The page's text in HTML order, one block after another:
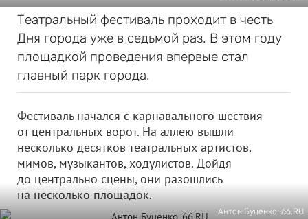
Театральный фестиваль проходит в честь
Дня города уже в седьмой раз. В этом году
площадкой проведения впервые стал
главный парк города.
Фестиваль начался с карнавального шествия
от центральных ворот. На аллею вышли
несколько десятков театральных артистов,
мимов, музыкантов, ходулистов. Дойдя
до центрально сцены, они разошлись
на несколько площадок.
Антон Буценко, 66.RU